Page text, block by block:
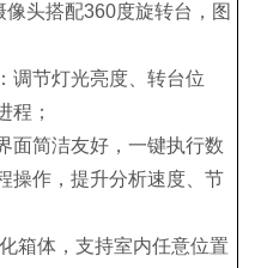
头搭配360度旋转台，图
调节灯光亮度、转台位
程；
面简洁友好，一键执行数
操作，提升分析速度、节
箱体，支持室内任意位置